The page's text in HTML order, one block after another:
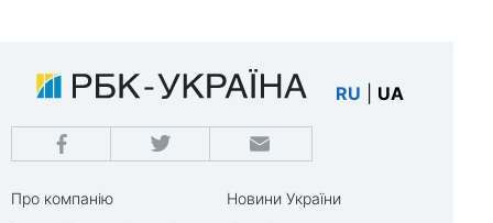
RU UA
Про компанію
Новини України